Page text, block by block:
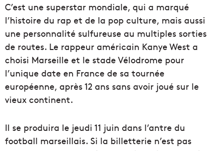
C’est une superstar mondiale, qui a marqué
l’histoire du rap et de la pop culture, mais aussi
une personnalité sulfureuse au multiples sorties
de routes. Le rappeur américain Kanye West a
choisi Marseille et le stade Vélodrome pour
l’unique date en France de sa tournée
européenne, après 12 ans sans avoir joué sur le
vieux continent.
Il se produira le jeudi 11 juin dans l’antre du
football marseillais. Si la billetterie n’est pas